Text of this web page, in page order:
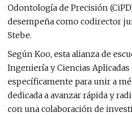
Odontología de Precisión
desempeña como codirector
Stebe.
Según Koo, esta alianza de
Ingeniería y Ciencias
específicamente para unir a
dedicada a avanzar rápida y
con una colaboración de